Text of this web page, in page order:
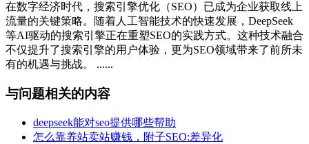
在数字经济时代，搜索引擎优化（SEO）已成为企业获取线上
流量的关键策略。随着人工智能技术的快速发展，DeepSeek
等AI驱动的搜索引擎正在重塑SEO的实践方式。这种技术融合
不仅提升了搜索引擎的用户体验，更为SEO领域带来了前所未
有的机遇与挑战。 ......
与问题相关的内容
deepseek能对seo提供哪些帮助
怎么靠养站卖站赚钱，附子SEO:差异化